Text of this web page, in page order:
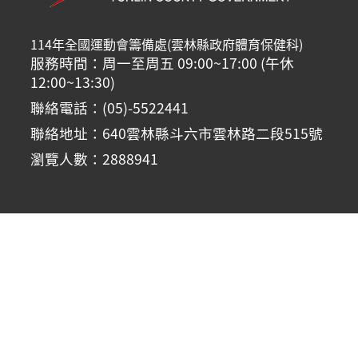
114年全國運動會籌備處(雲林縣政府體育保健科)
服務時間：周一至周五 09:00~17:00 (午休
12:00~13:30)
聯絡電話：(05)-5522441
聯絡地址：640雲林縣斗六市雲林路二段515號
瀏覽人數：2888941